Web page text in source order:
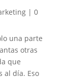
| 0
una parte
otras
que
al día. Eso